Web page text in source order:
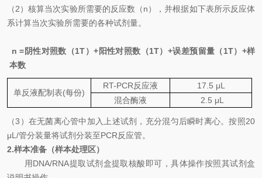
（2）核算当次实验所需要的反应数（n），并根据如下表所示反应体
系计算当次实验所需要的各种试剂量。
n =阴性对照数（1T）+阳性对照数（1T） +误差预留量（1T） +样
本数
单反液配制表(每份)
RT-PCR反应液 17.5 μL
混合酶液
2. 5 μL
（3 ）在无菌离心管中加入上述试剂，充分混匀后瞬时离心。按照20
μL/管分装量将试剂分装至PCR反应管。
2.样本准备（样本处理区）
用DNA/RNA提取试剂盒提取核酸即可 ，具体操作按照其试剂盒